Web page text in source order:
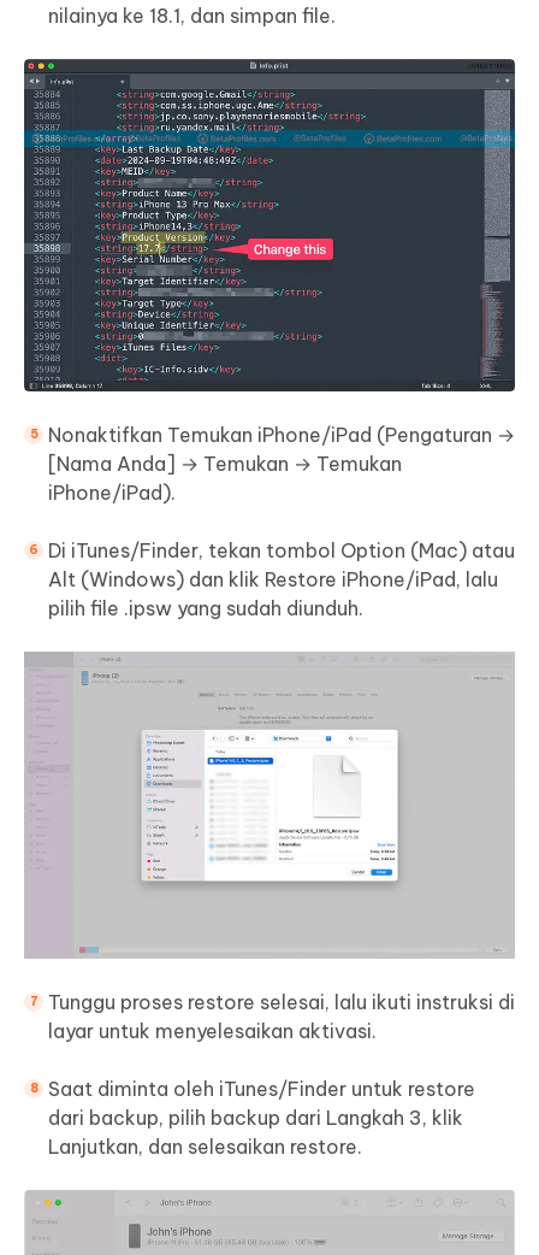
nilainya ke 18.1, dan simpan file.
Nonaktifkan Temukan iPhone/iPad (Pengaturan →
[Nama Anda] → Temukan → Temukan
iPhone/iPad).
Di iTunes/Finder, tekan tombol Option (Mac) atau
Alt (Windows) dan klik Restore iPhone/iPad, lalu
pilih file .ipsw yang sudah diunduh.
Tunggu proses restore selesai, lalu ikuti instruksi di
layar untuk menyelesaikan aktivasi.
Saat diminta oleh iTunes/Finder untuk restore
dari backup, pilih backup dari Langkah 3, klik
Lanjutkan, dan selesaikan restore.